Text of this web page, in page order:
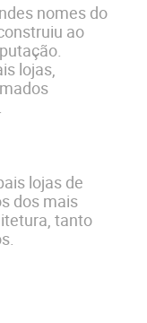
nomes do
ao
lojas,
lojas de
dos mais
tanto